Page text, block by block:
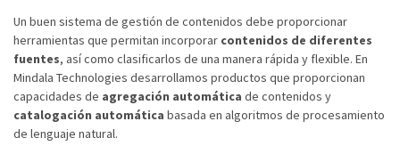
Un buen sistema de gestión de contenidos debe proporcionar
herramientas que permitan incorporar contenidos de diferentes
fuentes, así como clasificarlos de una manera rápida y flexible. En
Mindala Technologies desarrollamos productos que proporcionan
capacidades de agregación automática de contenidos y
catalogación automática basada en algoritmos de procesamiento
de lenguaje natural.